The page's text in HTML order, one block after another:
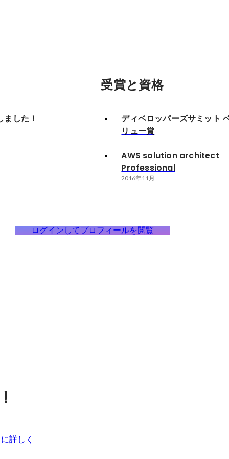
した！
受賞と資格
ディベロッパーズサミット
リュー賞
AWS solution architect
Professional
2016年11月
ログインしてプロフィールを閲覧
詳しく